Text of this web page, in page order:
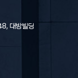
대방빌딩